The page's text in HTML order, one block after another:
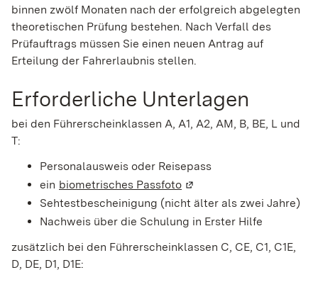
binnen zwölf Monaten nach der erfolgreich abgelegten
theoretischen Prüfung bestehen. Nach Verfall des
Prüfauftrags müssen Sie einen neuen Antrag auf
Erteilung der Fahrerlaubnis stellen.
Erforderliche Unterlagen
bei den Führerscheinklassen A, A1, A2, AM, B, BE, L und
T:
Personalausweis oder Reisepass
ein biometrisches Passfoto (Wird in einem neuen
Sehtestbescheinigung (nicht älter als zwei Jahre)
Nachweis über die Schulung in Erster Hilfe
zusätzlich bei den Führerscheinklassen C, CE, C1, C1E,
D, DE, D1, D1E: